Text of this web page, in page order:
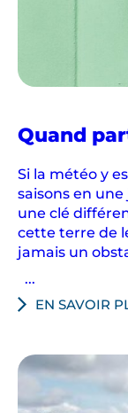
Quand
Si la météo y
saisons en
une clé
cette terre de
jamais un
...
EN SAVOIR